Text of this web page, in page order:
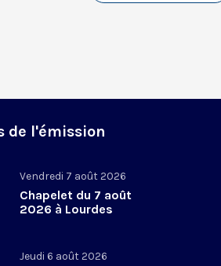
de l'émission
Vendredi 7 août 2026
Chapelet du 7 août
2026 à Lourdes
Jeudi 6 août 2026